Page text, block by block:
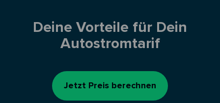
Deine Vorteile für Dein
Autostromtarif
Jetzt Preis berechnen